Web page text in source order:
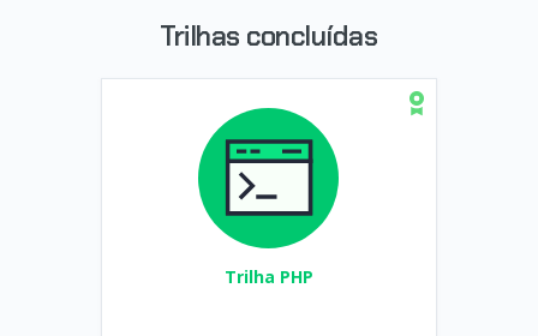
Trilhas concluídas
Trilha PHP